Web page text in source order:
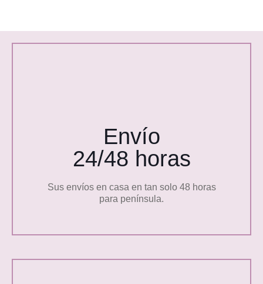
Envío
24/48 horas
Sus envíos en casa en tan solo 48 horas
para península.